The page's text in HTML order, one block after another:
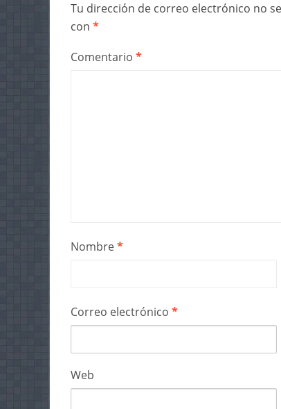
Tu dirección de correo electrónico no
con *
Comentario *
Nombre*
Correo electrónico *
Web